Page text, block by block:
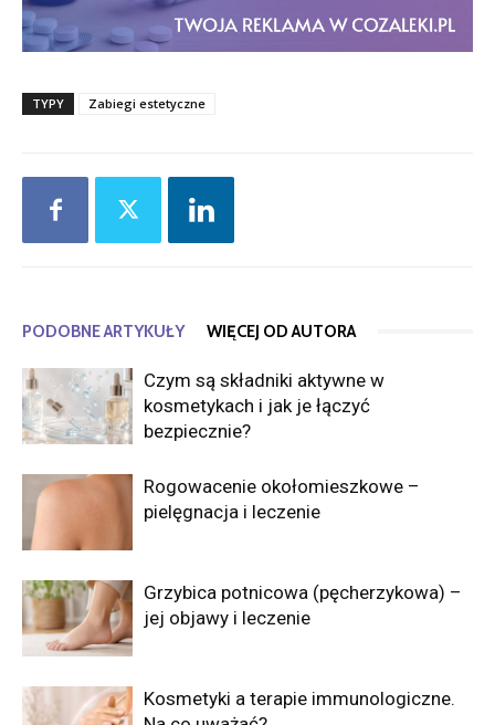
TYPY Zabiegi estetyczne
PODOBNE ARTYKUŁY WIĘCEJ OD AUTORA
Czym są składniki aktywne w
kosmetykach i jak je łączyć
bezpiecznie?
Rogowacenie okołomieszkowe –
pielęgnacja i leczenie
Grzybica potnicowa (pęcherzykowa) –
jej objawy i leczenie
Kosmetyki a terapie immunologiczne.